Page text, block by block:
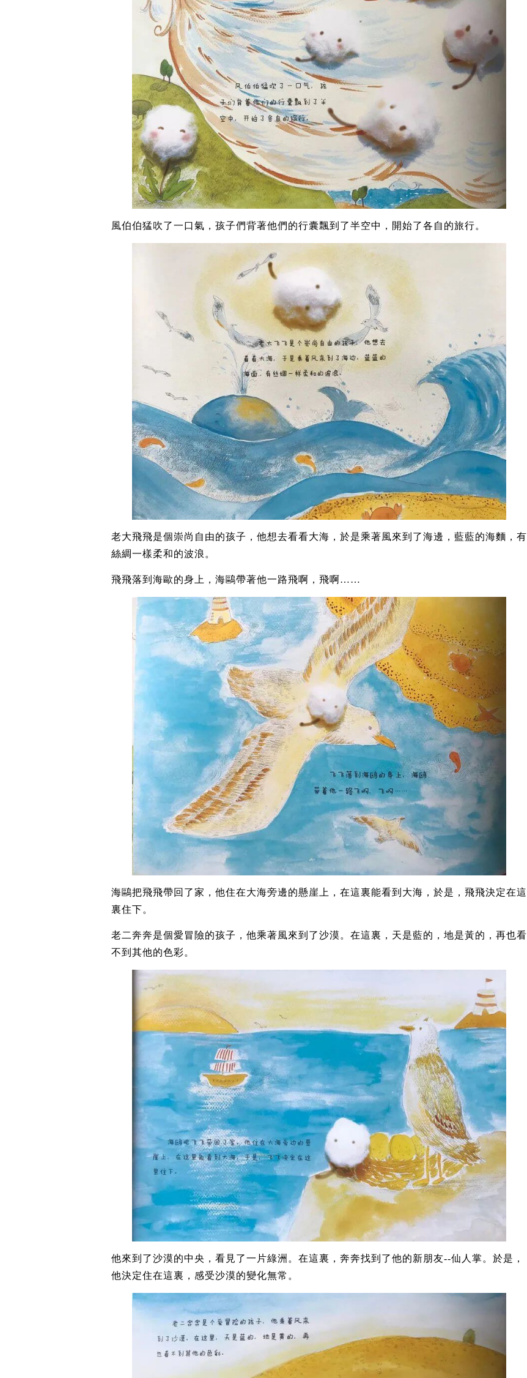
風伯伯猛吹了一口氣，孩子們背著他們的行囊飄到了半空中，開始了各自的旅行。
老大飛飛是個崇尚自由的孩子，他想去看看大海，於是乘著風來到了海邊，藍藍的海麵，有
絲綢一樣柔和的波浪。
飛飛落到海歐的身上，海鷗帶著他一路飛啊，飛啊……
海鷗把飛飛帶回了家，他住在大海旁邊的懸崖上，在這裏能看到大海，於是，飛飛決定在這
裏住下。
老二奔奔是個愛冒險的孩子，他乘著風來到了沙漠。在這裏，天是藍的，地是黃的，再也看
不到其他的色彩。
他來到了沙漠的中央，看見了一片綠洲。在這裏，奔奔找到了他的新朋友--仙人掌。於是，
他決定住在這裏，感受沙漠的變化無常。